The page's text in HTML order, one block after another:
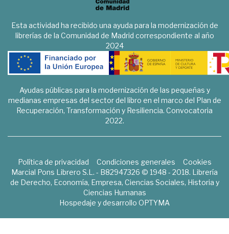
Esta actividad ha recibido una ayuda para la modernización de
librerías de la Comunidad de Madrid correspondiente al año
2024
Ayudas públicas para la modernización de las pequeñas y
medianas empresas del sector del libro en el marco del Plan de
Recuperación, Transformación y Resiliencia. Convocatoria
2022.
Política de privacidad Condiciones generales
Cookies
Marcial Pons Librero S.L. - B82947326 © 1948 - 2018. Librería
de Derecho, Economía, Empresa, Ciencias Sociales, Historia y
Ciencias Humanas
Hospedaje y desarrollo OPTYMA